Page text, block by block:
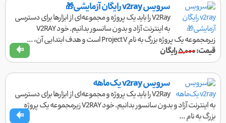
سرویس v2ray رایگان آزمایشی🎁
V2Ray را باید یک پروژه و مجموعه‌ای از ابزارها برای دسترسی
به اینترنت آزاد و بدون سانسور بدانیم. خود V2RAY
زیرمجموعه یک پروژه بزرگ به نام Project V است و هدف ابتدایی آن، ...
قیمت:۵,۰۰۰رایگان
سرویس v2ray یک‌ماهه
V2Ray را باید یک پروژه و مجموعه‌ای از ابزارها برای دسترسی
به اینترنت آزاد و بدون سانسور بدانیم. خود V2RAY زیرمجموعه یک پروژه
بزرگ به نام ...